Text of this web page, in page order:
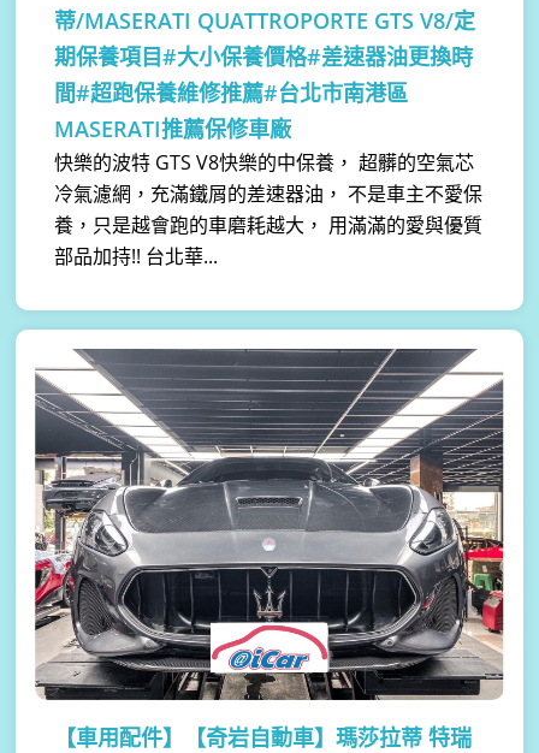
蒂/MASERATI QUATTROPORTE GTS V8/定
期保養項目#大小保養價格#差速器油更換時
間#超跑保養維修推薦#台北市南港區
MASERATI推薦保修車廠
快樂的波特 GTS V8快樂的中保養， 超髒的空氣芯
冷氣濾網，充滿鐵屑的差速器油， 不是車主不愛保
養，只是越會跑的車磨耗越大， 用滿滿的愛與優質
部品加持!! 台北華...
【車用配件】
【奇岩自動車】瑪莎拉蒂 特瑞